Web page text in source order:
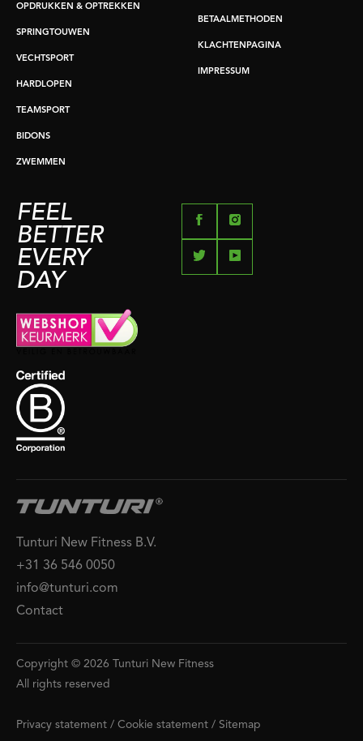
OPDRUKKEN & OPTREKKEN
SPRINGTOUWEN
VECHTSPORT
HARDLOPEN
TEAMSPORT
BIDONS
ZWEMMEN
BETAALMETHODEN
KLACHTENPAGINA
IMPRESSUM
FEEL
BETTER
EVERY
DAY
Tunturi New Fitness B.V.
+31 36 546 0050
info@tunturi.com
Contact
Copyright © 2026 Tunturi New Fitness
All rights reserved
Privacy statement / Cookie statement / Sitemap